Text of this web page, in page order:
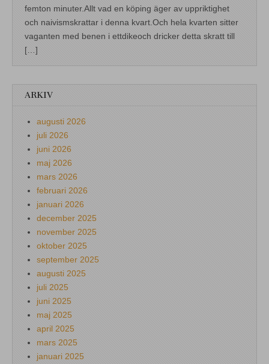
femton minuter.Allt vad en köping äger av uppriktighet
och naivismskrattar i denna kvart.Och hela kvarten sitter
vaganten med benen i ettdikeoch dricker detta skratt till
[…]
ARKIV
augusti 2026
juli 2026
juni 2026
maj 2026
mars 2026
februari 2026
januari 2026
december 2025
november 2025
oktober 2025
september 2025
augusti 2025
juli 2025
juni 2025
maj 2025
april 2025
mars 2025
januari 2025